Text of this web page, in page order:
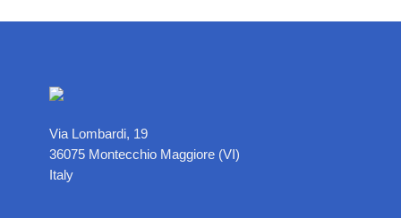
Via Lombardi, 19
36075 Montecchio Maggiore (VI)
Italy